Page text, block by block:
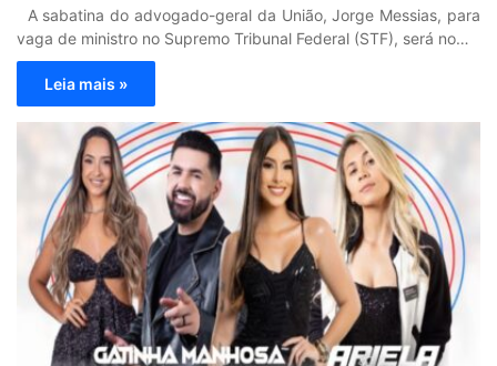
A sabatina do advogado-geral da União, Jorge Messias, para
vaga de ministro no Supremo Tribunal Federal (STF), será no…
Leia mais »